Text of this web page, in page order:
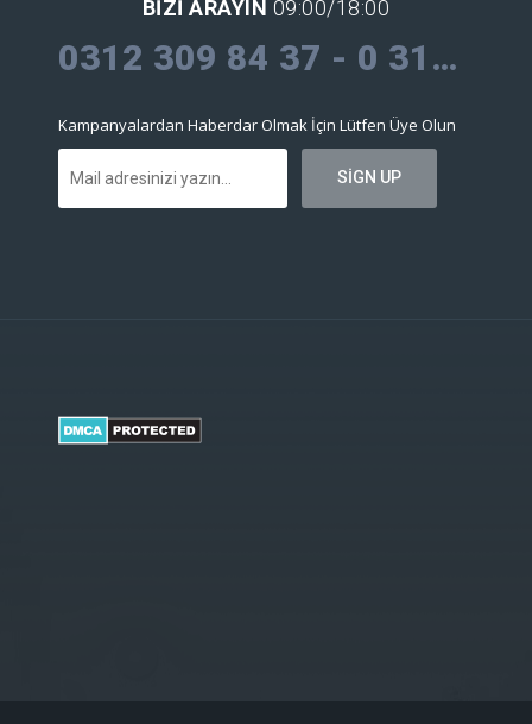
BIZI ARAYIN 09:00/18:00
0312 309 84 37 - 0 312 309 30 09
Kampanyalardan Haberdar Olmak İçin Lütfen Üye Olun